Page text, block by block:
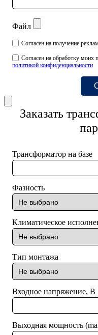
Файл
Согласен на получение
Согласен на обработку моих
политикой конфиденциальности
Заказать
Трансформатор на базе
Фазность
Климатическое
Тип монтажа
Входное напряжение, В
Выходная мощность